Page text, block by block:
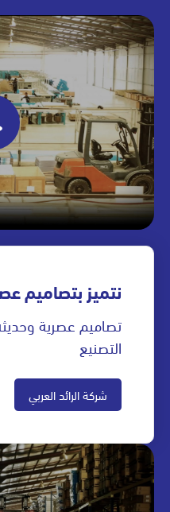
نتميز بتصاميم
تصاميم عصرية
التصنيع
شركة الرائد العربي